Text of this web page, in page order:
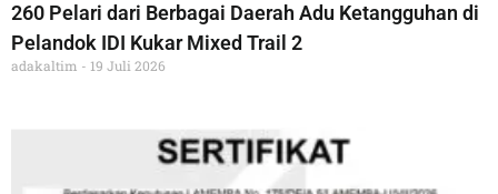
260 Pelari dari Berbagai Daerah Adu Ketangguhan di
Pelandok IDI Kukar Mixed Trail 2
adakaltim 19 Juli 2026